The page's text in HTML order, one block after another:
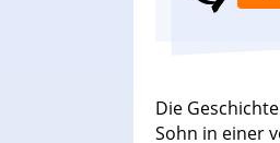
Die
Sohn in einer